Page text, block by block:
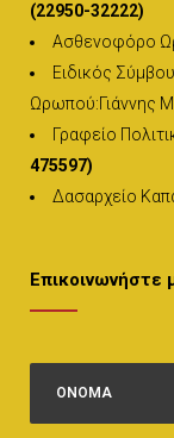
(22950-32222)
Ασθενοφόρο
Ειδικός
Ωρωπού:Γιάννης
Γραφείο
475597)
Δασαρχείο
Επικοινωνήστε